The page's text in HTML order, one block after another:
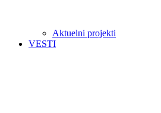
Aktuelni projekti
VESTI